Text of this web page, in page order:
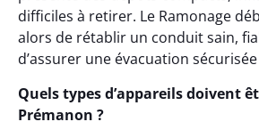
difficiles à retirer. Le Ramonage
alors de rétablir un conduit sain,
d’assurer une évacuation
Quels types d’appareils doivent
Prémanon ?